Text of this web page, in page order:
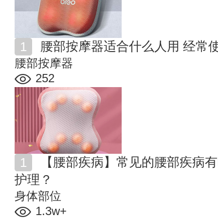
腰部按摩器适合什么人用 经常
腰部按摩器
252
护理？
身体部位
1.3w+